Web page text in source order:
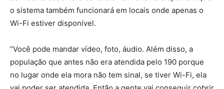
o sistema também funcionará em locais onde apenas o
Wi-Fi estiver disponível.
“Você pode mandar vídeo, foto, áudio. Além disso, a
população que antes não era atendida pelo 190 porque
no lugar onde ela mora não tem sinal, se tiver Wi-Fi, ela